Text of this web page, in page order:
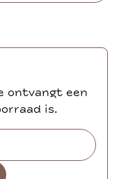
ontvangt een
is.